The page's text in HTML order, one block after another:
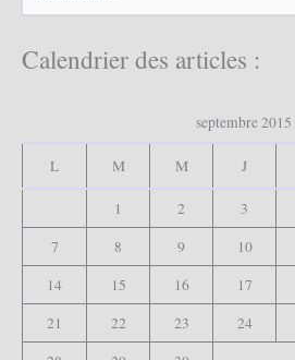
e
Calendrier des articles :
septembre 2015
L M M J
1 2 3
7
8 9 10
14
15 16 17
21
22 23 24